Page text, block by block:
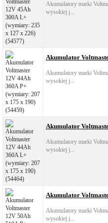
Akumulatory marki
wysokiej j...
Akumulator
Akumulatory marki
wysokiej j...
Akumulator
Akumulatory marki
wysokiej j...
Akumulator
Akumulatory marki
wysokiej j...